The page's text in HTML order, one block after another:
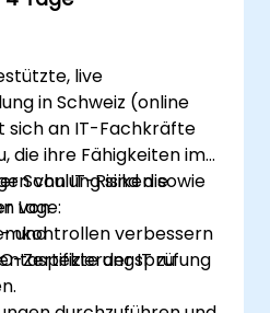
live
in Schweiz (online
an IT-Fachkräfte
die ihre Fähigkeiten im
von IT-Risiken sowie
von
verbessern
Zertifizierungsprüfung
Schulung sind die
Lage:
und
der IT zu